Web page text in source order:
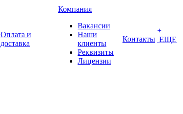
Оплата и
доставка
Компания
Вакансии
Наши
клиенты
Реквизиты
Лицензии
Контакты
+
ЕЩЕ